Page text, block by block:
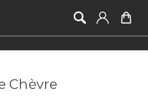
Chèvre